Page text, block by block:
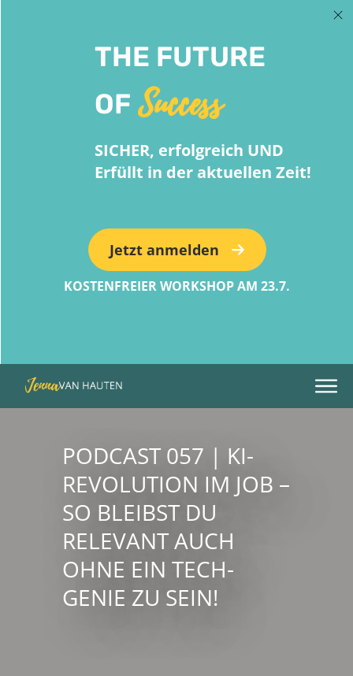
PODCAST 057 | KI-
REVOLUTION IM JOB –
SO BLEIBST DU
RELEVANT AUCH
OHNE EIN TECH-
GENIE ZU SEIN!
THE FUTURE
OF Success
SICHER, erfolgreich UND
Erfüllt in der aktuellen Zeit!
Jetzt anmelden
KOSTENFREIER WORKSHOP AM 23.7.